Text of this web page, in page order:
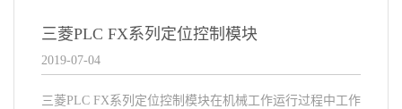
三菱PLC FX系列定位控制模块
2019-07-04
三菱PLC FX系列定位控制模块在机械工作运行过程中工作